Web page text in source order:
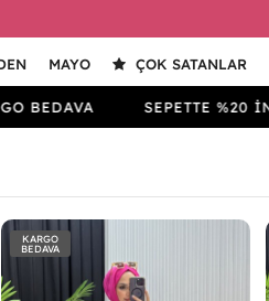
MAYO ÇOK SATANLAR
SEPETTE %20 İNDİRİM!
KARGO
BEDAVA